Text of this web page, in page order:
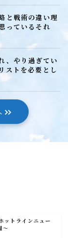
と戦術の違い理
っているそれ
、やり過ぎてい
ストを必要とし
ットラインニュー
～